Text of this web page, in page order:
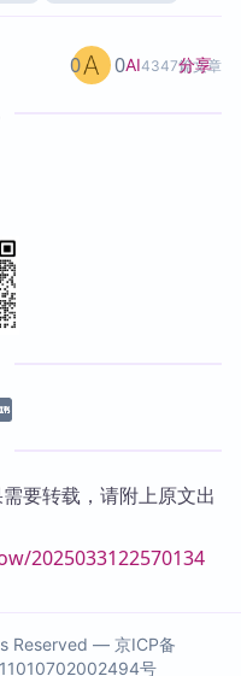
AI4347篇文章
0 0 分享
要转载，请附上原文出
2025033122570134
Reserved — 京ICP备
号